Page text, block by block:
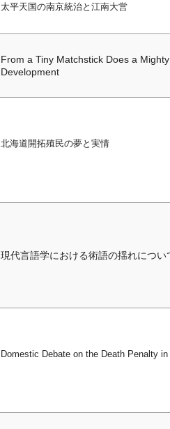
太平天国の南京統治と江南大営
From a Tiny Matchstick Does a
Development
北海道開拓殖民の夢と実情
現代言語学における術語の揺れにつ
Domestic Debate on the Death Penalty